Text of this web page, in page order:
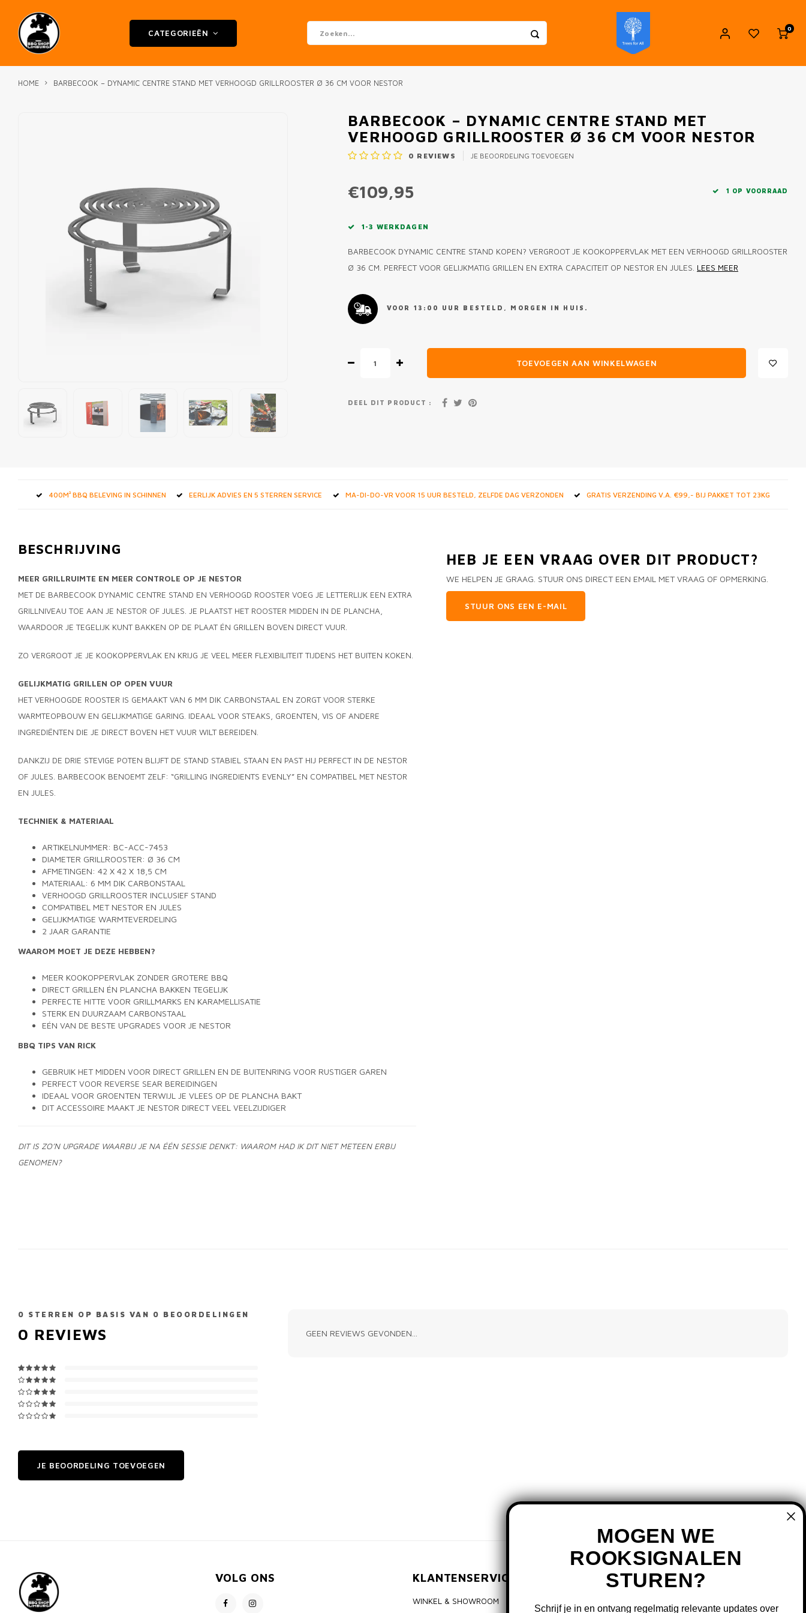
CATEGORIEËN
0
HOME BARBECOOK – DYNAMIC CENTRE STAND MET VERHOOGD GRILLROOSTER Ø 36 CM VOOR NESTOR
BARBECOOK – DYNAMIC CENTRE STAND MET
VERHOOGD GRILLROOSTER Ø 36 CM VOOR NESTOR
0 REVIEWS JE BEOORDELING TOEVOEGEN
€109,95 1 OP VOORRAAD
1-3 WERKDAGEN
BARBECOOK DYNAMIC CENTRE STAND KOPEN? VERGROOT JE KOOKOPPERVLAK MET EEN VERHOOGD GRILLROOSTER
Ø 36 CM. PERFECT VOOR GELIJKMATIG GRILLEN EN EXTRA CAPACITEIT OP NESTOR EN JULES. LEES MEER
VOOR 13:00 UUR BESTELD, MORGEN IN HUIS.
TOEVOEGEN AAN WINKELWAGEN
DEEL DIT PRODUCT :
400M² BBQ BELEVING IN SCHINNEN EERLIJK ADVIES EN 5 STERREN SERVICE MA-DI-DO-VR VOOR 15 UUR BESTELD, ZELFDE DAG VERZONDEN GRATIS VERZENDING V.A. €99,- BIJ PAKKET TOT 23KG
BESCHRIJVING
MEER GRILLRUIMTE EN MEER CONTROLE OP JE NESTOR
MET DE BARBECOOK DYNAMIC CENTRE STAND EN VERHOOGD ROOSTER VOEG JE LETTERLIJK EEN EXTRA
GRILLNIVEAU TOE AAN JE NESTOR OF JULES. JE PLAATST HET ROOSTER MIDDEN IN DE PLANCHA,
WAARDOOR JE TEGELIJK KUNT BAKKEN OP DE PLAAT ÉN GRILLEN BOVEN DIRECT VUUR.
ZO VERGROOT JE JE KOOKOPPERVLAK EN KRIJG JE VEEL MEER FLEXIBILITEIT TIJDENS HET BUITEN KOKEN.
GELIJKMATIG GRILLEN OP OPEN VUUR
HET VERHOOGDE ROOSTER IS GEMAAKT VAN 6 MM DIK CARBONSTAAL EN ZORGT VOOR STERKE
WARMTEOPBOUW EN GELIJKMATIGE GARING. IDEAAL VOOR STEAKS, GROENTEN, VIS OF ANDERE
INGREDIËNTEN DIE JE DIRECT BOVEN HET VUUR WILT BEREIDEN.
DANKZIJ DE DRIE STEVIGE POTEN BLIJFT DE STAND STABIEL STAAN EN PAST HIJ PERFECT IN DE NESTOR
OF JULES. BARBECOOK BENOEMT ZELF: “GRILLING INGREDIENTS EVENLY” EN COMPATIBEL MET NESTOR
EN JULES.
TECHNIEK & MATERIAAL
ARTIKELNUMMER: BC-ACC-7453
DIAMETER GRILLROOSTER: Ø 36 CM
AFMETINGEN: 42 X 42 X 18,5 CM
MATERIAAL: 6 MM DIK CARBONSTAAL
VERHOOGD GRILLROOSTER INCLUSIEF STAND
COMPATIBEL MET NESTOR EN JULES
GELIJKMATIGE WARMTEVERDELING
2 JAAR GARANTIE
WAAROM MOET JE DEZE HEBBEN?
MEER KOOKOPPERVLAK ZONDER GROTERE BBQ
DIRECT GRILLEN ÉN PLANCHA BAKKEN TEGELIJK
PERFECTE HITTE VOOR GRILLMARKS EN KARAMELLISATIE
STERK EN DUURZAAM CARBONSTAAL
EÉN VAN DE BESTE UPGRADES VOOR JE NESTOR
BBQ TIPS VAN RICK
GEBRUIK HET MIDDEN VOOR DIRECT GRILLEN EN DE BUITENRING VOOR RUSTIGER GAREN
PERFECT VOOR REVERSE SEAR BEREIDINGEN
IDEAAL VOOR GROENTEN TERWIJL JE VLEES OP DE PLANCHA BAKT
DIT ACCESSOIRE MAAKT JE NESTOR DIRECT VEEL VEELZIJDIGER
DIT IS ZO’N UPGRADE WAARBIJ JE NA ÉÉN SESSIE DENKT: WAAROM HAD IK DIT NIET METEEN ERBIJ
GENOMEN?
HEB JE EEN VRAAG OVER DIT PRODUCT?
WE HELPEN JE GRAAG. STUUR ONS DIRECT EEN EMAIL MET VRAAG OF OPMERKING.
STUUR ONS EEN E-MAIL
0 STERREN OP BASIS VAN 0 BEOORDELINGEN
0 REVIEWS
JE BEOORDELING TOEVOEGEN
GEEN REVIEWS GEVONDEN...
VOLG ONS KLANTENSERVICE
WINKEL & SHOWROOM
MIJN ACCOUNT
MOGEN WE
ROOKSIGNALEN
STUREN?
Schrijf je in en ontvang regelmatig relevante updates over